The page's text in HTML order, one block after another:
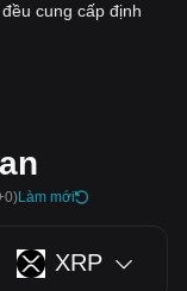
cung cấp định
‌Làm mới
XRP